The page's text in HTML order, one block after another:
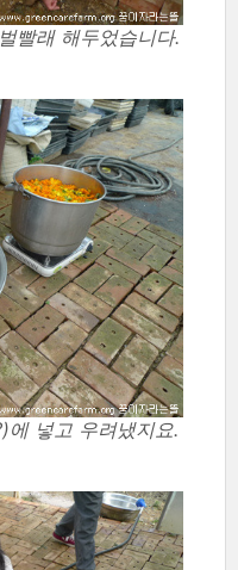
빨래 해두었습니다.
에 넣고 우려냈지요.